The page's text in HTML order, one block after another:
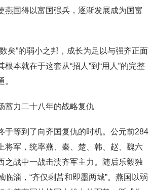
燕国得以富国强兵，逐渐发展成为国富
矣”的弱小之邦，成长为足以与强齐正面
本就在于这套从“招人”到“用人”的完整
蓄力二十八年的战略复仇
于等到了向齐国复仇的时机。公元前284
将军，统率燕、秦、楚、韩、赵、魏六
之战中一战击溃齐军主力。随后乐毅独
临淄，“齐仅剩莒和即墨两城”。燕国以弱